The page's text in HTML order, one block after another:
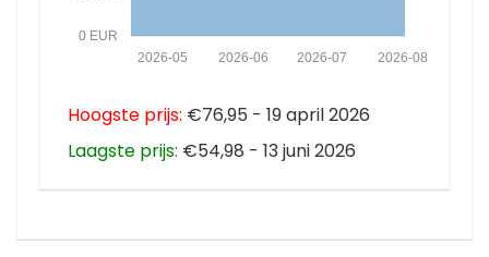
0 EUR
2026-08
2026-07
2026-06
2026-05
Hoogste prijs: €76,95 - 19 april 2026
Laagste prijs: €54,98 - 13 juni 2026